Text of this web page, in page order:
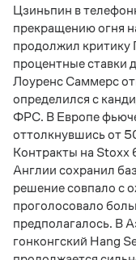
Цзиньпин в
прекращению огня
продолжил критику
процентные ставки
Лоуренс Саммерс
определился с
ФРС. В Европе
оттолкнувшись от
Контракты на Stoxx
Англии сохранил
решение совпало с
проголосовало
предполагалось. В
гонконгский Hang